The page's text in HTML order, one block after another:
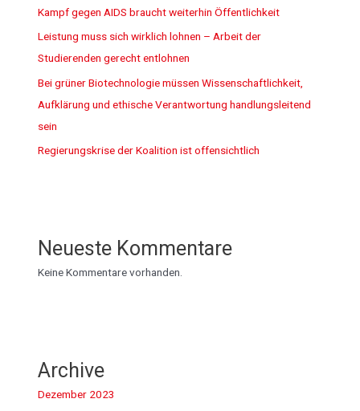
Kampf gegen AIDS braucht weiterhin Öffentlichkeit
Leistung muss sich wirklich lohnen – Arbeit der
Studierenden gerecht entlohnen
Bei grüner Biotechnologie müssen Wissenschaftlichkeit,
Aufklärung und ethische Verantwortung handlungsleitend
sein
Regierungskrise der Koalition ist offensichtlich
Neueste Kommentare
Keine Kommentare vorhanden.
Archive
Dezember 2023